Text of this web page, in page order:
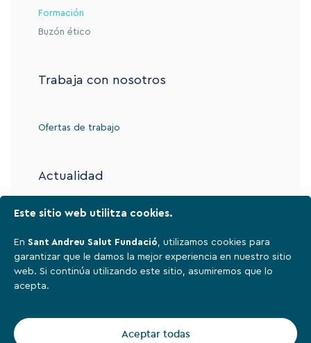
Este sitio web utilitza cookies.
En Sant Andreu Salut Fundació, utilizamos cookies para
garantizar que le damos la mejor experiencia en nuestro sitio
web. Si continúa utilizando este sitio, asumiremos que lo
acepta.
Aceptar todas
Formación
Buzón ético
Trabaja con nosotros
Ofertas de trabajo
Actualidad
Aviso legal